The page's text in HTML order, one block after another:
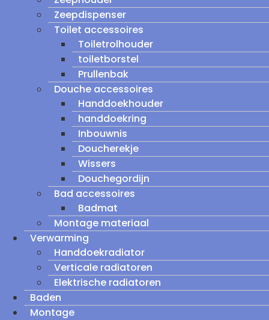
Zeepdispenser
Toilet accessoires
Toiletrolhouder
toiletborstel
Prullenbak
Douche accessoires
Handdoekhouder
handdoekring
Inbouwnis
Doucherekje
Wissers
Douchegordijn
Bad accessoires
Badmat
Montage materiaal
Verwarming
Handdoekradiator
Verticale radiatoren
Elektrische radiatoren
Baden
Montage